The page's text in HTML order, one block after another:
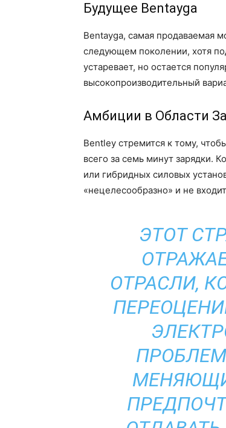
Будущее Bentayga
Bentayga, самая продаваемая
следующем поколении, хотя
устаревает, но остается
высокопроизводительный
Амбиции в Области
Bentley стремится к тому,
всего за семь минут зарядки.
или гибридных силовых
«нецелесообразно» и не
ЭТОТ
ОТРАСЛИ,